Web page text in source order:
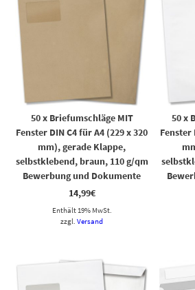
50 x Briefumschläge MIT
Fenster DIN C4 für A4 (229 x 320
mm), gerade Klappe,
selbstklebend, braun, 110 g/qm
Bewerbung und Dokumente
14,99€
Enthält 19% MwSt.
zzgl.Versand
50 x
Fenster